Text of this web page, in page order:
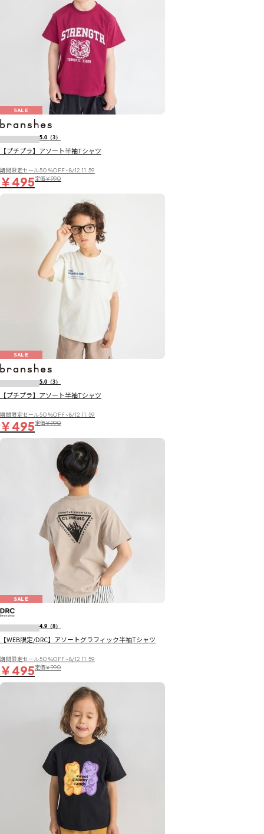
SALE
5.0 （3）
【プチプラ】アソート半袖Tシャツ
期間限定セール50％OFF~8/12 11:59
￥495定価￥990
SALE
5.0 （3）
【プチプラ】アソート半袖Tシャツ
期間限定セール50％OFF~8/12 11:59
￥495定価￥990
SALE
4.9 （8）
【WEB限定/DRC】アソートグラフィック半袖Tシャツ
期間限定セール50％OFF~8/12 11:59
￥495定価￥990